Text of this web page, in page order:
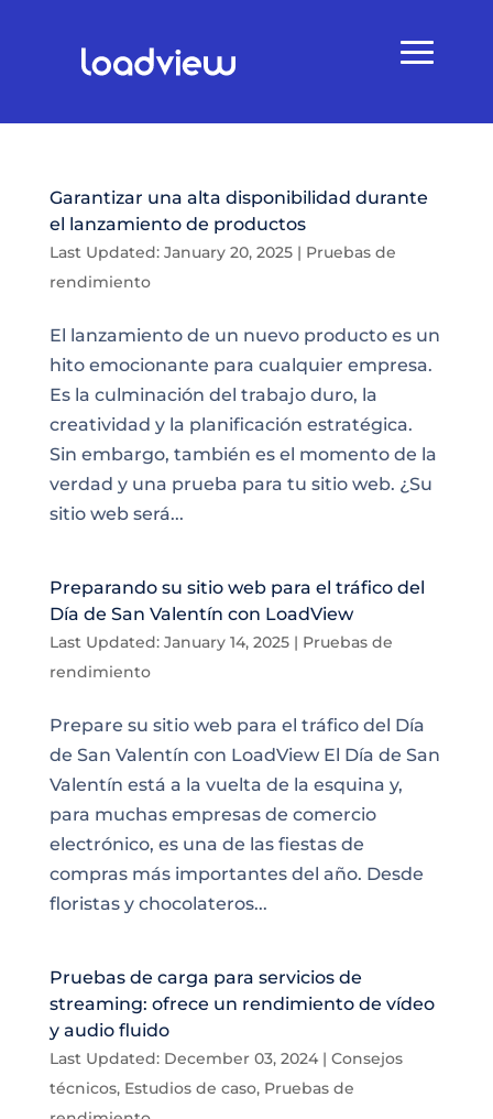
Garantizar una alta disponibilidad durante
el lanzamiento de productos
Last Updated: January 20, 2025| Pruebas de
rendimiento
El lanzamiento de un nuevo producto es un
hito emocionante para cualquier empresa.
Es la culminación del trabajo duro, la
creatividad y la planificación estratégica.
Sin embargo, también es el momento de la
verdad y una prueba para tu sitio web. ¿Su
sitio web será...
Preparando su sitio web para el tráfico del
Día de San Valentín con LoadView
Last Updated: January 14, 2025| Pruebas de
rendimiento
Prepare su sitio web para el tráfico del Día
de San Valentín con LoadView El Día de San
Valentín está a la vuelta de la esquina y,
para muchas empresas de comercio
electrónico, es una de las fiestas de
compras más importantes del año. Desde
floristas y chocolateros...
Pruebas de carga para servicios de
streaming: ofrece un rendimiento de vídeo
y audio fluido
Last Updated: December 03, 2024| Consejos
técnicos, Estudios de caso, Pruebas de